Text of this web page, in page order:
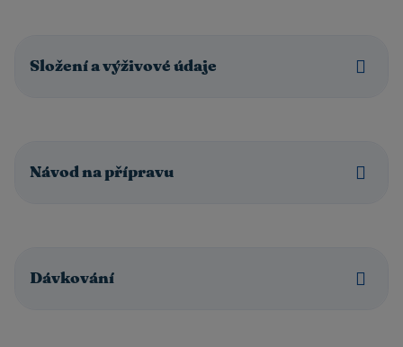
Složení a výživové údaje
Návod na přípravu
Dávkování